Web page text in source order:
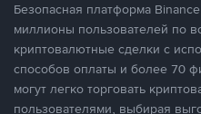
Безопасная платформа
миллионы пользователей по
криптовалютные сделки с
способов оплаты и более 70
могут легко торговать
пользователями, выбирая